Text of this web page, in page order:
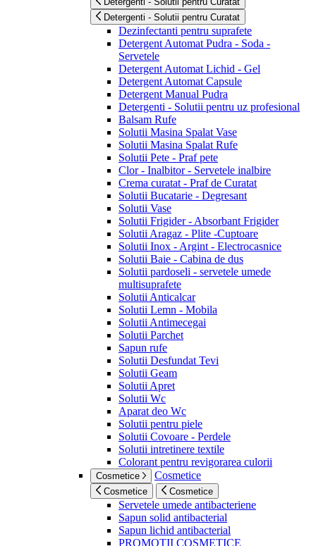
Detergenti - Solutii pentru Curatat
Dezinfectanti pentru suprafete
Detergent Automat Pudra - Soda -
Servetele
Detergent Automat Lichid - Gel
Detergent Automat Capsule
Detergent Manual Pudra
Detergenti - Solutii pentru uz profesional
Balsam Rufe
Solutii Masina Spalat Vase
Solutii Masina Spalat Rufe
Solutii Pete - Praf pete
Clor - Inalbitor - Servetele inalbire
Crema curatat - Praf de Curatat
Solutii Bucatarie - Degresant
Solutii Vase
Solutii Frigider - Absorbant Frigider
Solutii Aragaz - Plite -Cuptoare
Solutii Inox - Argint - Electrocasnice
Solutii Baie - Cabina de dus
Solutii pardoseli - servetele umede
multisuprafete
Solutii Anticalcar
Solutii Lemn - Mobila
Solutii Antimecegai
Solutii Parchet
Sapun rufe
Solutii Desfundat Tevi
Solutii Geam
Solutii Apret
Solutii Wc
Aparat deo Wc
Solutii pentru piele
Solutii Covoare - Perdele
Solutii intretinere textile
Colorant pentru revigorarea culorii
Cosmetice Cosmetice
Cosmetice Cosmetice
Servetele umede antibacteriene
Sapun solid antibacterial
Sapun lichid antibacterial
PROMOTII COSMETICE